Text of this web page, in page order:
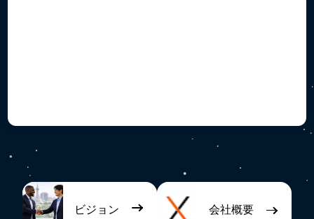
ビジョン 会社概要